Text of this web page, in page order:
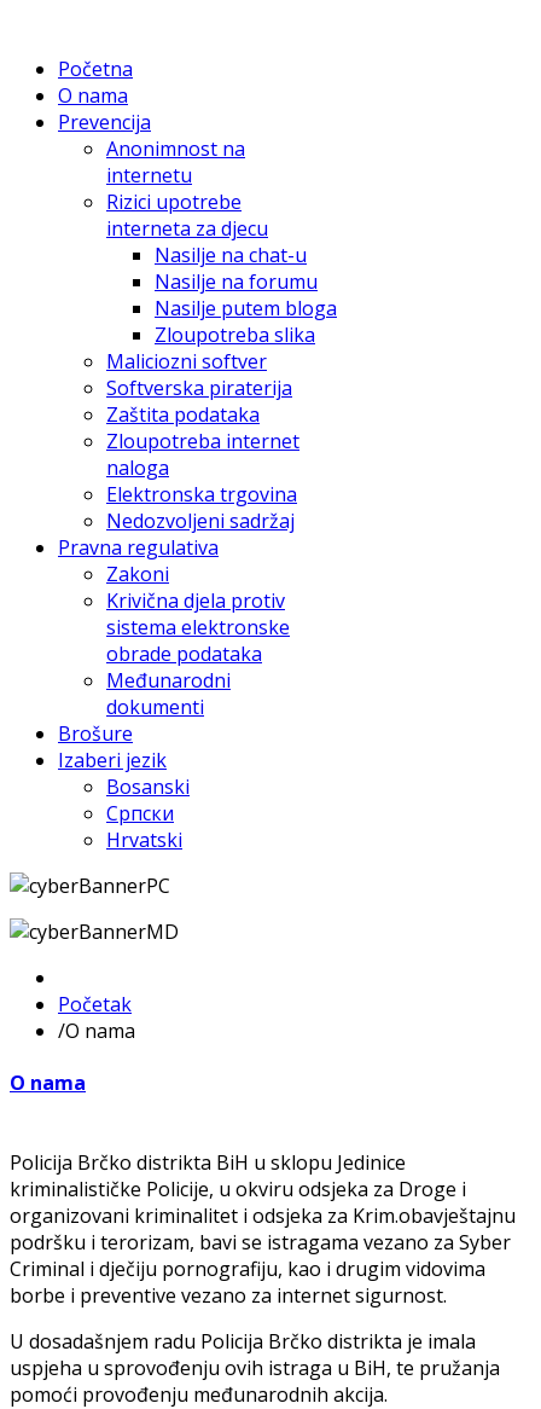
Početna
O nama
Prevencija
Anonimnost na
internetu
Rizici upotrebe
interneta za djecu
Nasilje na chat-u
Nasilje na forumu
Nasilje putem bloga
Zloupotreba slika
Maliciozni softver
Softverska piraterija
Zaštita podataka
Zloupotreba internet
naloga
Elektronska trgovina
Nedozvoljeni sadržaj
Pravna regulativa
Zakoni
Krivična djela protiv
sistema elektronske
obrade podataka
Međunarodni
dokumenti
Brošure
Izaberi jezik
Bosanski
Српски
Hrvatski
Početak
/O nama
O nama
Policija Brčko distrikta BiH u sklopu Jedinice
kriminalističke Policije, u okviru odsjeka za Droge i
organizovani kriminalitet i odsjeka za Krim.obavještajnu
podršku i terorizam, bavi se istragama vezano za Syber
Criminal i dječiju pornografiju, kao i drugim vidovima
borbe i preventive vezano za internet sigurnost.
U dosadašnjem radu Policija Brčko distrikta je imala
uspjeha u sprovođenju ovih istraga u BiH, te pružanja
pomoći provođenju međunarodnih akcija.